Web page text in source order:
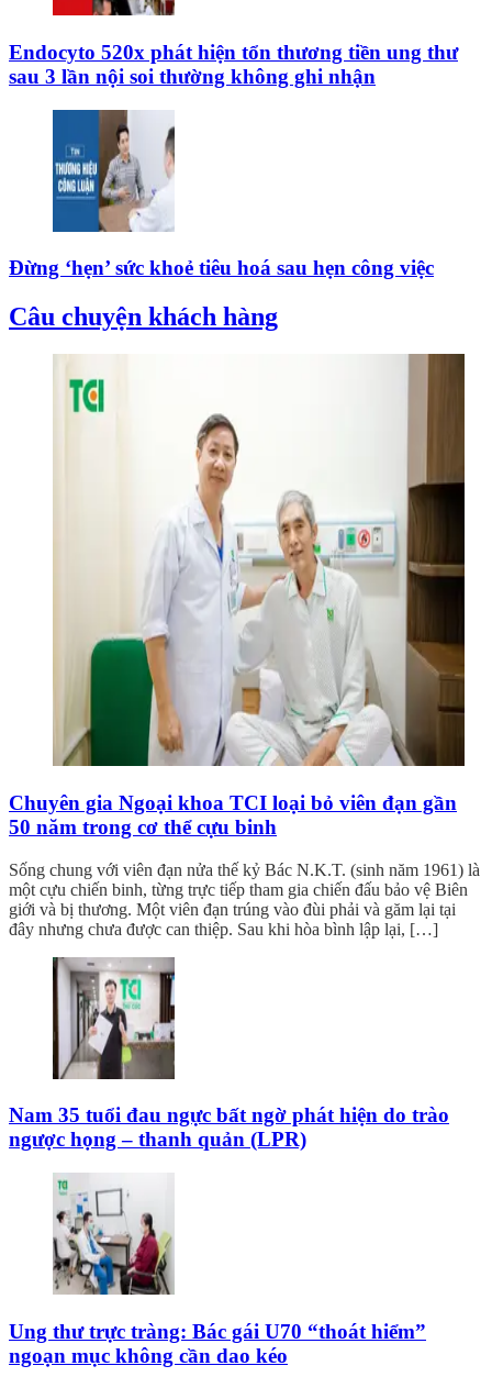
Endocyto 520x phát hiện tổn thương tiền ung thư
sau 3 lần nội soi thường không ghi nhận
Đừng ‘hẹn’ sức khoẻ tiêu hoá sau hẹn công việc
Câu chuyện khách hàng
Chuyên gia Ngoại khoa TCI loại bỏ viên đạn gần
50 năm trong cơ thể cựu binh
Sống chung với viên đạn nửa thế kỷ Bác N.K.T. (sinh năm 1961) là
một cựu chiến binh, từng trực tiếp tham gia chiến đấu bảo vệ Biên
giới và bị thương. Một viên đạn trúng vào đùi phải và găm lại tại
đây nhưng chưa được can thiệp. Sau khi hòa bình lập lại, […]
Nam 35 tuổi đau ngực bất ngờ phát hiện do trào
ngược họng – thanh quản (LPR)
Ung thư trực tràng: Bác gái U70 “thoát hiểm”
ngoạn mục không cần dao kéo